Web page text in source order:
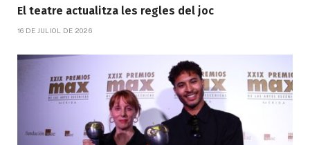
El teatre actualitza les regles del joc
16 DE JULIOL DE 2026